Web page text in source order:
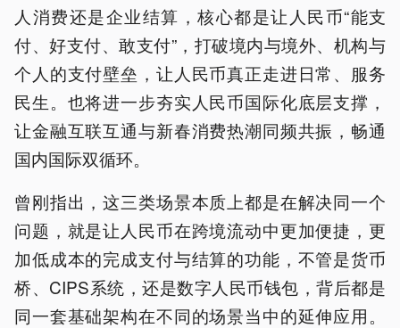
人消费还是企业结算，核心都是让人民币“能支
付、好支付、敢支付”，打破境内与境外、机构与
个人的支付壁垒，让人民币真正走进日常、服务
民生。也将进一步夯实人民币国际化底层支撑，
让金融互联互通与新春消费热潮同频共振，畅通
国内国际双循环。
曾刚指出，这三类场景本质上都是在解决同一个
问题，就是让人民币在跨境流动中更加便捷，更
加低成本的完成支付与结算的功能，不管是货币
桥、CIPS系统，还是数字人民币钱包，背后都是
同一套基础架构在不同的场景当中的延伸应用。